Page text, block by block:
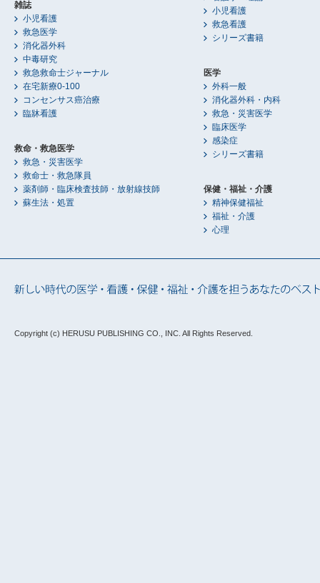
雑誌
小児看護
救急医学
消化器外科
中毒研究
救急救命士ジャーナル
在宅新療0-100
コンセンサス癌治療
臨牀看護
救命・救急医学
救急・災害医学
救命士・救急隊員
薬剤師・臨床検査技師・放射線技師
蘇生法・処置
小児看護
救急看護
シリーズ書籍
医学
外科一般
消化器外科・内科
救急・災害医学
臨床医学
感染症
シリーズ書籍
保健・福祉・介護
精神保健福祉
福祉・介護
心理
Copyright (c) HERUSU PUBLISHING CO., INC. All Rights Reserved.